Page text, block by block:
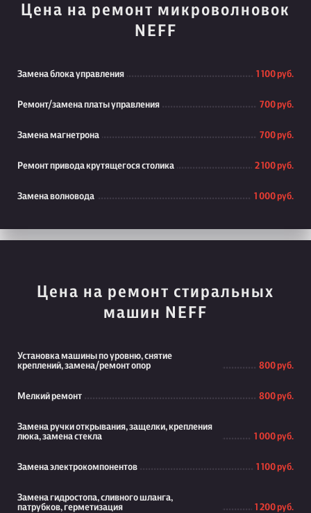
Цена на ремонт микроволновок
NEFF
Замена блока управления 1 100 руб.
Ремонт/замена платы управления 700 руб.
Замена магнетрона 700 руб.
Ремонт привода крутящегося столика 2 100 руб.
Замена волновода 1 000 руб.
Цена на ремонт стиральных
машин NEFF
Установка машины по уровню, снятие
креплений, замена/ремонт опор
800 руб.
Мелкий ремонт 800 руб.
Замена ручки открывания, защелки, крепления
люка, замена стекла
1 000 руб.
Замена электрокомпонентов 1 100 руб.
Замена гидростопа, сливного шланга,
патрубков, герметизация
1 200 руб.